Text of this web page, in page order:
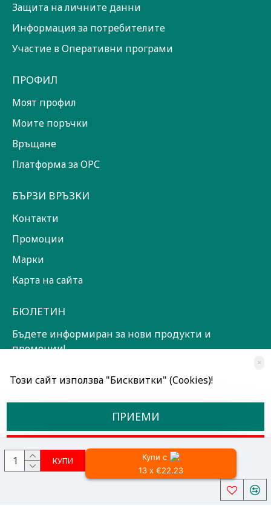
КУПИ
Купи с
13 x €22.23
Защита на личните данни
Информация за потребителите
Участие в Оперативни програми
ПРОФИЛ
Моят профил
Моите поръчки
Връщане
Платформа за ОРС
БЪРЗИ ВРЪЗКИ
Контакти
Промоции
Марки
Карта на сайта
БЮЛЕТИН
Бъдете информиран за нови продукти и
промоции!
Прочетох и съм съгласен сОбщи условия
Всички права запазени © 2024, Радославов Мюзик Център
×
Този сайт използва "Бисквитки" (Cookies)!
ПРИЕМИ
ОТКАЖИ